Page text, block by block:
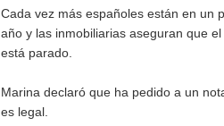
Cada vez más españoles están en un
año y las inmobiliarias aseguran que
está parado.
Marina declaró que ha pedido a un
es legal.